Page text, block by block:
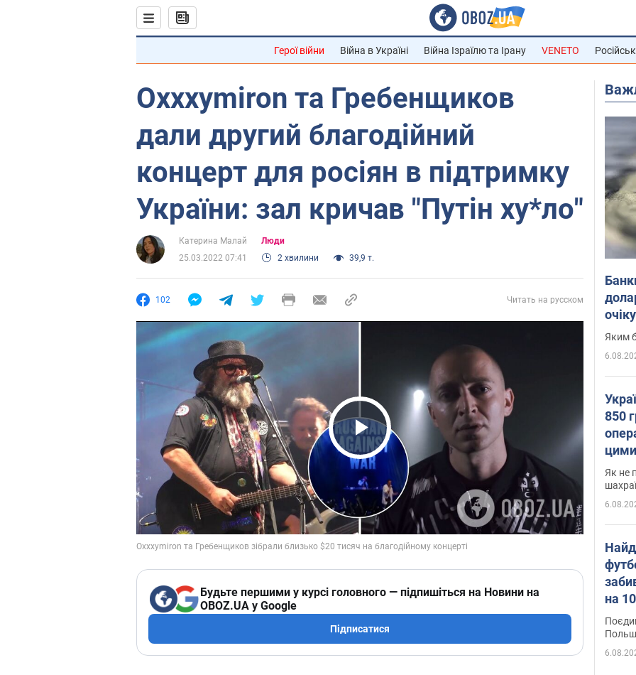
Герої війни Війна в Україні Війна Ізраїлю та Ірану VENETO
Oxxxymiron та Гребенщиков
дали другий благодійний
концерт для росіян в підтримку
України: зал кричав "Путін ху*ло"
Катерина Малай
Люди
25.03.2022 07:41
2 хвилини 39,9 т.
102 Читать на русском
Play Video
Будьте першими у курсі головного — підпишіться на Новини на
OBOZ.UA у Google
Підписатися
Яким
850
Як не
на
Відео